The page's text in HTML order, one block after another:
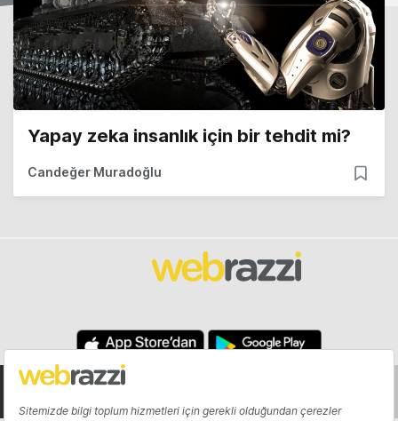
Yapay zeka insanlık için bir tehdit mi?
Candeğer Muradoğlu